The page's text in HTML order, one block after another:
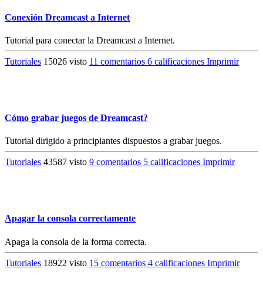
Conexión Dreamcast a Internet
Tutorial para conectar la Dreamcast a Internet.
Tutoriales 15026 visto 11 comentarios 6 calificaciones Imprimir
Cómo grabar juegos de Dreamcast?
Tutorial dirigido a principiantes dispuestos a grabar juegos.
Tutoriales 43587 visto 9 comentarios 5 calificaciones Imprimir
Apagar la consola correctamente
Apaga la consola de la forma correcta.
Tutoriales 18922 visto 15 comentarios 4 calificaciones Imprimir